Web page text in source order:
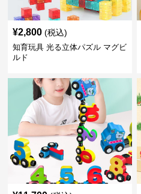
¥2,800 (税込)
知育玩具 光る立体パズル マグビ
ルド